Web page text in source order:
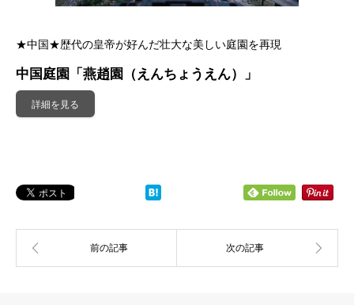
★中国★歴代の皇帝が好んだ壮大な美しい庭園を再現
中国庭園「燕趙園（えんちょうえん）」
詳細を見る